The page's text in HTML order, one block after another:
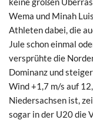
Wema und Minah
Athleten dabei, die
Jule schon einmal
versprühte die
Dominanz und
Wind +1,7 m/s auf
Niedersachsen ist,
sogar in der U20 die